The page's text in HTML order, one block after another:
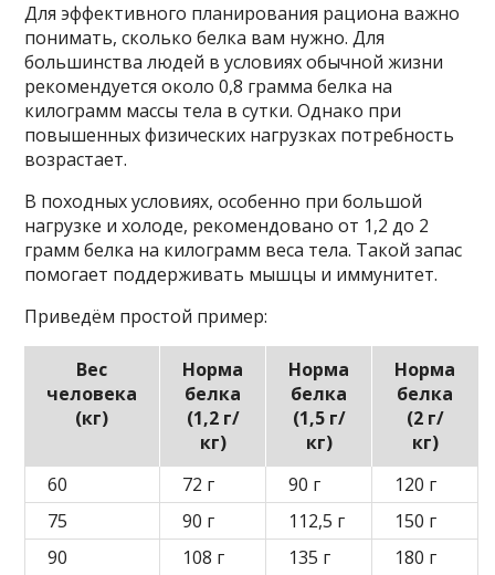
Для эффективного планирования рациона важно
понимать, сколько белка вам нужно. Для
большинства людей в условиях обычной жизни
рекомендуется около 0,8 грамма белка на
килограмм массы тела в сутки. Однако при
повышенных физических нагрузках потребность
возрастает.
В походных условиях, особенно при большой
нагрузке и холоде, рекомендовано от 1,2 до 2
грамм белка на килограмм веса тела. Такой запас
помогает поддерживать мышцы и иммунитет.
Приведём простой пример:
Вес
человека
(кг)
Норма
белка
(1,2 г/
кг)
Норма
белка
(1,5 г/
кг)
Норма
белка
(2 г/
кг)
60
72 г 90 г
120 г
75
90 г 112,5 г
150 г
90
108 г 135 г
180 г